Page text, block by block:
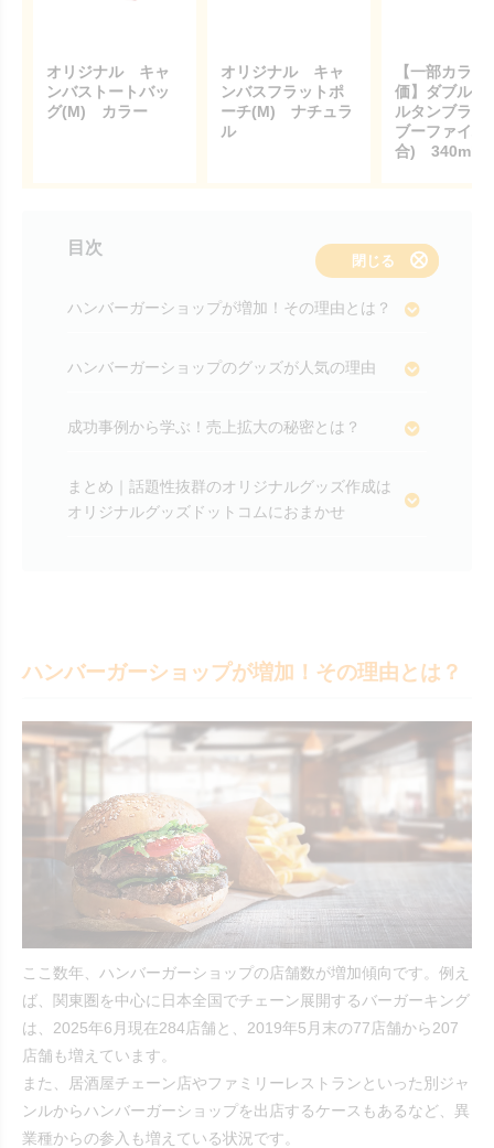
オリジナル キャ
ンバストートバッ
グ(M) カラー
オリジナル キャ
ンバスフラットポ
ーチ(M) ナチュラ
ル
【一部カラー
価】ダブルウ
ルタンブラー
ブーファイバ
合) 340ml
目次
表示する
閉じる
ハンバーガーショップが増加！その理由とは？
ハンバーガーショップのグッズが人気の理由
成功事例から学ぶ！売上拡大の秘密とは？
まとめ｜話題性抜群のオリジナルグッズ作成は
オリジナルグッズドットコムにおまかせ
ハンバーガーショップが増加！その理由とは？
ここ数年、ハンバーガーショップの店舗数が増加傾向です。例え
ば、関東圏を中心に日本全国でチェーン展開するバーガーキング
は、2025年6月現在284店舗と、2019年5月末の77店舗から207
店舗も増えています。
また、居酒屋チェーン店やファミリーレストランといった別ジャ
ンルからハンバーガーショップを出店するケースもあるなど、異
業種からの参入も増えている状況です。